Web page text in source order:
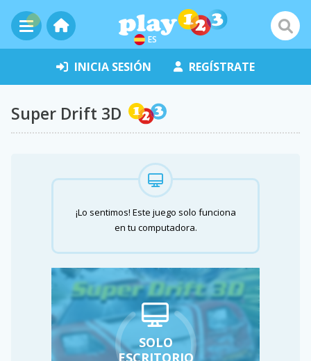
ES
INICIA SESIÓN REGÍSTRATE
Super Drift 3D
¡Lo sentimos! Este juego solo funciona
en tu computadora.
SOLO
ESCRITORIO